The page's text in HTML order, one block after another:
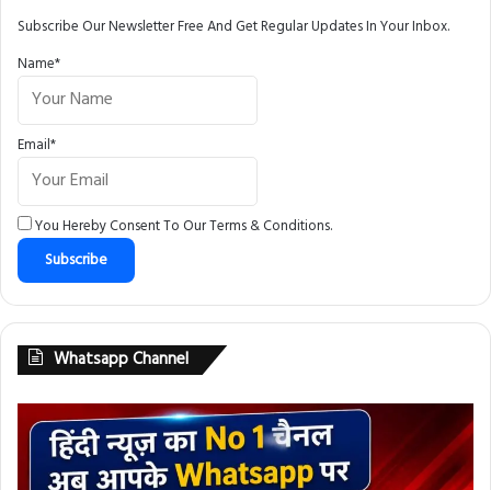
Subscribe Our Newsletter Free And Get Regular Updates In Your Inbox.
Name*
Email*
You Hereby Consent To OurTerms & Conditions.
Whatsapp Channel